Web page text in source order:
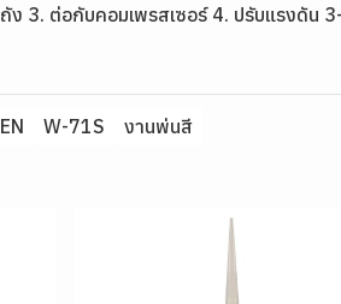
ง 3. ต่อกับคอมเพรสเซอร์ 4. ปรับแรงดัน
W-71S งานพ่นสี